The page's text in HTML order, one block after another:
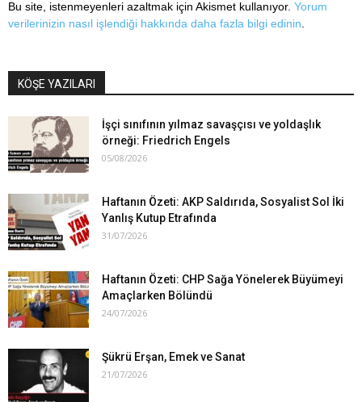
Bu site, istenmeyenleri azaltmak için Akismet kullanıyor. Yorum
verilerinizin nasıl işlendiği hakkında daha fazla bilgi edinin
KÖŞE YAZILARI
İşçi sınıfının yılmaz savaşçısı ve yoldaşlık
örneği: Friedrich Engels
05/08/2026
Haftanın Özeti: AKP Saldırıda, Sosyalist Sol İki
Yanlış Kutup Etrafında
31/07/2026
Haftanın Özeti: CHP Sağa Yönelerek Büyümeyi
Amaçlarken Bölündü
24/07/2026
Şükrü Erşan, Emek ve Sanat
21/07/2026